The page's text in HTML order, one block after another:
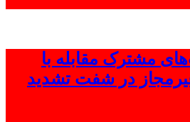
مشترک مقابله با
در شفت تشدید